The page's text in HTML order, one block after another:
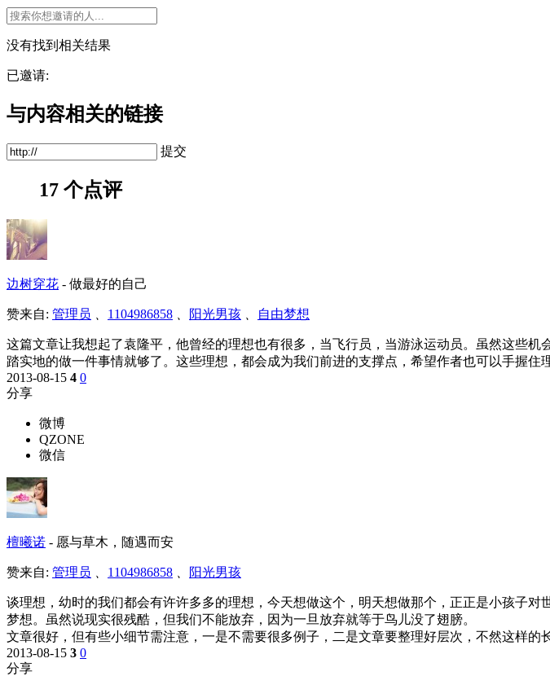
没有找到相关结果
已邀请:
与内容相关的链接
提交
17 个点评
边树穿花 - 做最好的自己
赞来自: 管理员 、 1104986858 、 阳光男孩 、 自由梦想
这篇文章让我想起了袁隆平，他曾经的理想也有很多，当飞行员，当游泳运动员。虽然这些
踏实地的做一件事情就够了。这些理想，都会成为我们前进的支撑点，希望作者也可以手握住
2013-08-15 4 0
分享
微博
QZONE
微信
檀曦诺 - 愿与草木，随遇而安
赞来自: 管理员 、 1104986858 、 阳光男孩
谈理想，幼时的我们都会有许许多多的理想，今天想做这个，明天想做那个，正正是小孩子
梦想。虽然说现实很残酷，但我们不能放弃，因为一旦放弃就等于鸟儿没了翅膀。
文章很好，但有些小细节需注意，一是不需要很多例子，二是文章要整理好层次，不然这样的
2013-08-15 3 0
分享